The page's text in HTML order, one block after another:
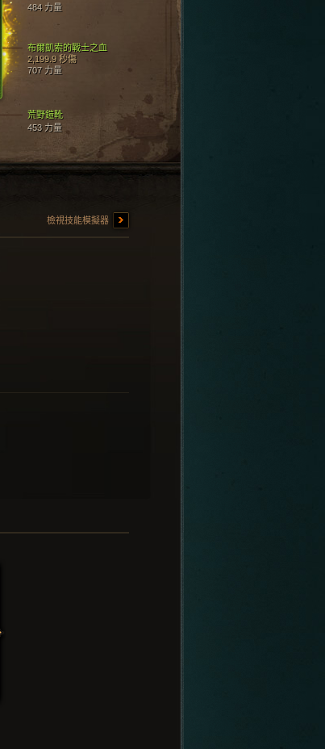
荒野鎧靴
453 力量
布爾凱索的戰士之血
2,199.9 秒傷
707 力量
484 力量
檢視技能模擬器